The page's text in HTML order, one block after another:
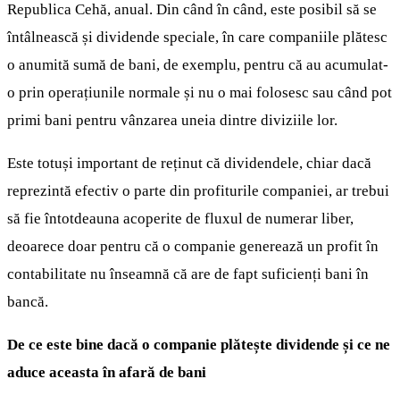
Republica Cehă, anual. Din când în când, este posibil să se
întâlnească și dividende speciale, în care companiile plătesc
o anumită sumă de bani, de exemplu, pentru că au acumulat-
o prin operațiunile normale și nu o mai folosesc sau când pot
primi bani pentru vânzarea uneia dintre diviziile lor.
Este totuși important de reținut că dividendele, chiar dacă
reprezintă efectiv o parte din profiturile companiei, ar trebui
să fie întotdeauna acoperite de fluxul de numerar liber,
deoarece doar pentru că o companie generează un profit în
contabilitate nu înseamnă că are de fapt suficienți bani în
bancă.
De ce este bine dacă o companie plătește dividende și ce ne
aduce aceasta în afară de bani